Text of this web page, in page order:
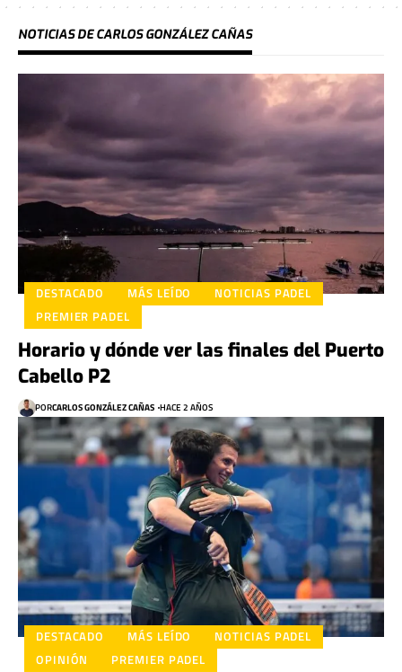
NOTICIAS DE CARLOS GONZÁLEZ CAÑAS
DESTACADO MÁS LEÍDO
NOTICIAS PADEL
PREMIER PADEL
Horario y dónde ver las finales del Puerto
Cabello P2
PORCARLOS GONZÁLEZ CAÑAS HACE 2 AÑOS
DESTACADO MÁS LEÍDO
NOTICIAS PADEL
OPINIÓN
PREMIER PADEL